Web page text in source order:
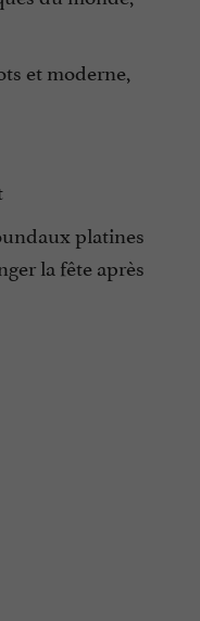
et moderne,
platines
la fête après